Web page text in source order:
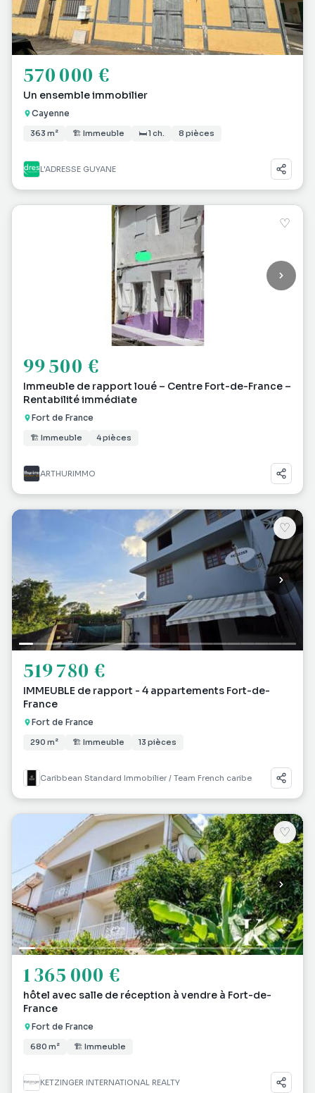
570 000 €
Un ensemble immobilier
Cayenne
363 m² 🏗 Immeuble 🛏 1 ch. 8 pièces
L'ADRESSE GUYANE
♡
99 500 €
Immeuble de rapport loué – Centre Fort-de-France –
Rentabilité immédiate
Fort de France
🏗 Immeuble 4 pièces
ARTHURIMMO
♡
519 780 €
IMMEUBLE de rapport - 4 appartements Fort-de-
France
Fort de France
290 m² 🏗 Immeuble 13 pièces
Caribbean Standard Immobilier / Team French caribe
♡
1 365 000 €
hôtel avec salle de réception à vendre à Fort-de-
France
Fort de France
680 m² 🏗 Immeuble
KETZINGER INTERNATIONAL REALTY